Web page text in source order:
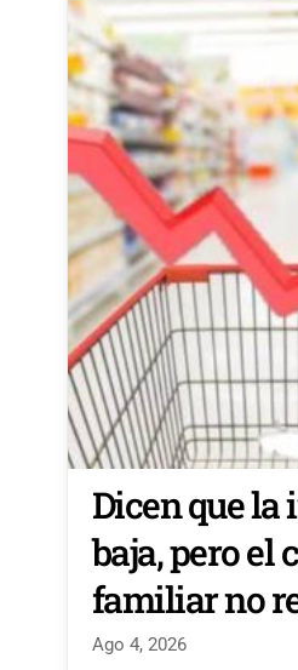
Dicen que
baja, pero el
familiar no
Ago 4, 2026